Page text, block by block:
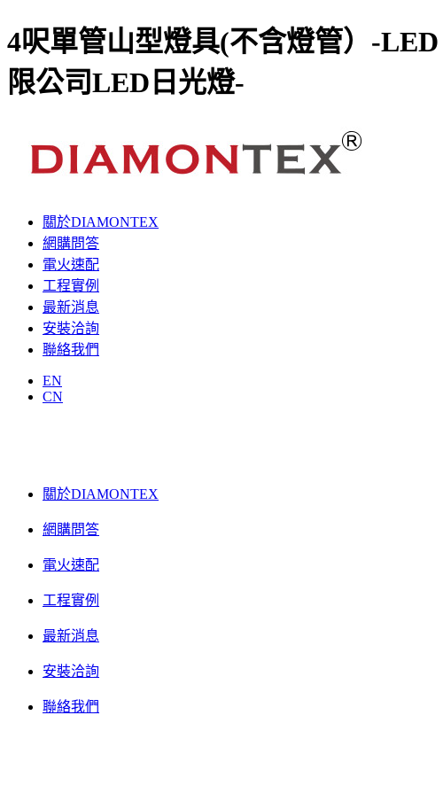
4呎單管山型燈具(不含燈管）-
限公司LED日光燈-
關於DIAMONTEX
網購問答
電火速配
工程實例
最新消息
安裝洽詢
聯絡我們
EN
CN
關於DIAMONTEX
網購問答
電火速配
工程實例
最新消息
安裝洽詢
聯絡我們